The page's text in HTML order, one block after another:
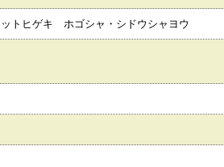
トヒゲキ ホゴシャ・シドウシャヨウ